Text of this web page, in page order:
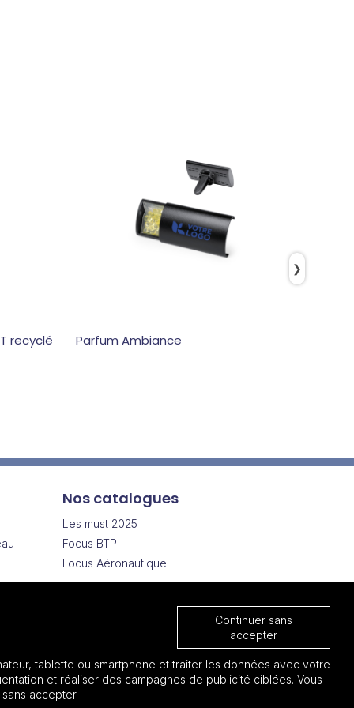
recyclé Parfum Ambiance
❯
Nos catalogues
Les must 2025
Focus BTP
Focus Aéronautique
Continuer sans
accepter
tablette ou smartphone et traiter les données avec votre
et réaliser des campagnes de publicité ciblées. Vous
accepter.